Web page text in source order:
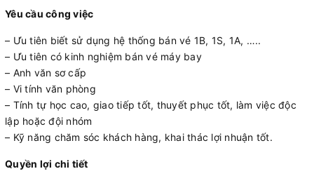
Yêu cầu công việc
– Ưu tiên biết sử dụng hệ thống bán vé 1B, 1S, 1A, …..
– Ưu tiên có kinh nghiệm bán vé máy bay
– Anh văn sơ cấp
– Vi tính văn phòng
– Tính tự học cao, giao tiếp tốt, thuyết phục tốt, làm việc độc
lập hoặc đội nhóm
– Kỹ năng chăm sóc khách hàng, khai thác lợi nhuận tốt.
Quyền lợi chi tiết